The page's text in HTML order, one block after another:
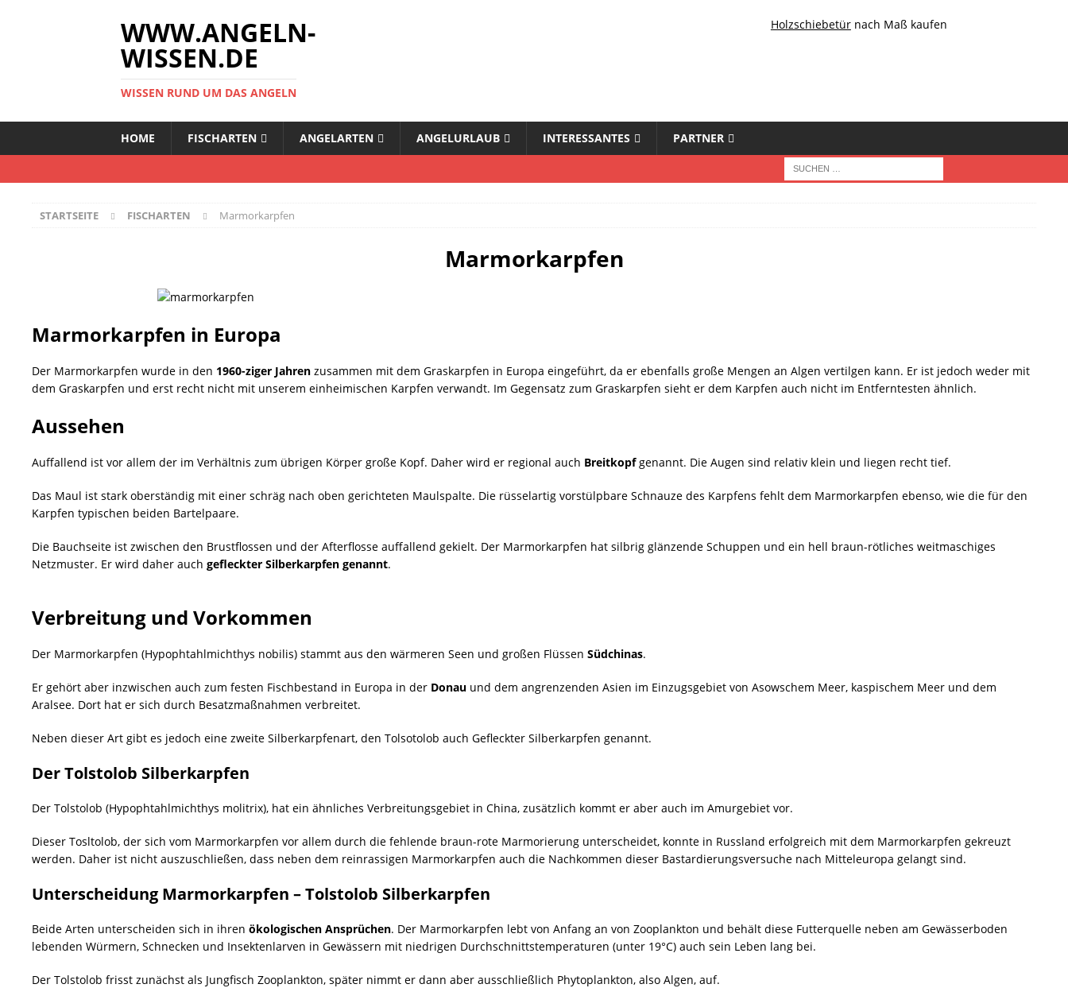
WWW.ANGELN-
WISSEN.DE
WISSEN RUND UM DAS ANGELN
Holzschiebetürnach Maß kaufen
HOME FISCHARTEN ANGELARTEN ANGELURLAUB INTERESSANTES PARTNER
STARTSEITE FISCHARTEN Marmorkarpfen
Marmorkarpfen
Marmorkarpfen in Europa
Der Marmorkarpfen wurde in den 1960-ziger Jahren zusammen mit dem Graskarpfen in Europa eingeführt, da er ebenfalls große Mengen an Algen vertilgen kann. Er ist jedoch weder mit
dem Graskarpfen und erst recht nicht mit unserem einheimischen Karpfen verwandt. Im Gegensatz zum Graskarpfen sieht er dem Karpfen auch nicht im Entferntesten ähnlich.
Aussehen
Auffallend ist vor allem der im Verhältnis zum übrigen Körper große Kopf. Daher wird er regional auch Breitkopfgenannt. Die Augen sind relativ klein und liegen recht tief.
Das Maul ist stark oberständig mit einer schräg nach oben gerichteten Maulspalte. Die rüsselartig vorstülpbare Schnauze des Karpfens fehlt dem Marmorkarpfen ebenso, wie die für den
Karpfen typischen beiden Bartelpaare.
Die Bauchseite ist zwischen den Brustflossen und der Afterflosse auffallend gekielt. Der Marmorkarpfen hat silbrig glänzende Schuppen und ein hell braun-rötliches weitmaschiges
Netzmuster. Er wird daher auch gefleckter Silberkarpfen genannt.
Verbreitung und Vorkommen
Der Marmorkarpfen (Hypophtahlmichthys nobilis) stammt aus den wärmeren Seen und großen Flüssen Südchinas.
Er gehört aber inzwischen auch zum festen Fischbestand in Europa in der Donau und dem angrenzenden Asien im Einzugsgebiet von Asowschem Meer, kaspischem Meer und dem
Aralsee. Dort hat er sich durch Besatzmaßnahmen verbreitet.
Neben dieser Art gibt es jedoch eine zweite Silberkarpfenart, den Tolsotolob auch Gefleckter Silberkarpfen genannt.
Der Tolstolob Silberkarpfen
Der Tolstolob (Hypophtahlmichthys molitrix), hat ein ähnliches Verbreitungsgebiet in China, zusätzlich kommt er aber auch im Amurgebiet vor.
Dieser Tosltolob, der sich vom Marmorkarpfen vor allem durch die fehlende braun-rote Marmorierung unterscheidet, konnte in Russland erfolgreich mit dem Marmorkarpfen gekreuzt
werden. Daher ist nicht auszuschließen, dass neben dem reinrassigen Marmorkarpfen auch die Nachkommen dieser Bastardierungsversuche nach Mitteleuropa gelangt sind.
Unterscheidung Marmorkarpfen – Tolstolob Silberkarpfen
Beide Arten unterscheiden sich in ihren ökologischen Ansprüchen. Der Marmorkarpfen lebt von Anfang an von Zooplankton und behält diese Futterquelle neben am Gewässerboden
lebenden Würmern, Schnecken und Insektenlarven in Gewässern mit niedrigen Durchschnittstemperaturen (unter 19°C) auch sein Leben lang bei.
Der Tolstolob frisst zunächst als Jungfisch Zooplankton, später nimmt er dann aber ausschließlich Phytoplankton, also Algen, auf.